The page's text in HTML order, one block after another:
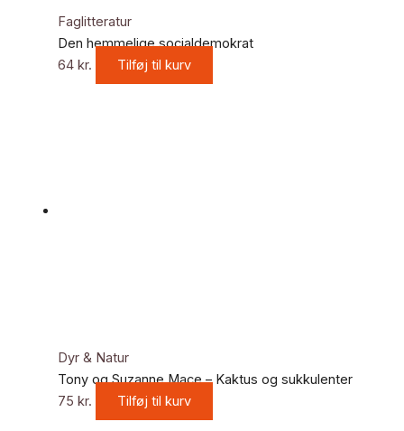
Faglitteratur
Den hemmelige socialdemokrat
64 kr. Tilføj til kurv
Dyr & Natur
Tony og Suzanne Mace – Kaktus og sukkulenter
75 kr. Tilføj til kurv